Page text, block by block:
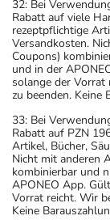
32: Bei
Rabatt auf viele
rezeptpflichtige
Versandkosten.
Coupons)
und in der
solange der
zu beenden. Keine
33: Bei
Rabatt auf PZN
Artikel, Bücher,
Nicht mit anderen
kombinierbar und
APONEO App.
Vorrat reicht. Wir
Keine